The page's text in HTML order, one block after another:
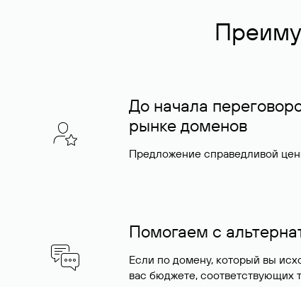
До начала
рынке доменов
Предложение справедливой
Помогаем с
Если по домену, который вы
вас бюджете, соответствующих